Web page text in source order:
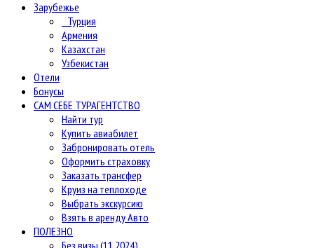
Зарубежье
Турция
Армения
Казахстан
Узбекистан
Отели
Бонусы
САМ СЕБЕ ТУРАГЕНТСТВО
Найти тур
Купить авиабилет
Забронировать отель
Оформить страховку
Заказать трансфер
Круиз на теплоходе
Выбрать экскурсию
Взять в аренду Авто
ПОЛЕЗНО
Без визы (11.2024)